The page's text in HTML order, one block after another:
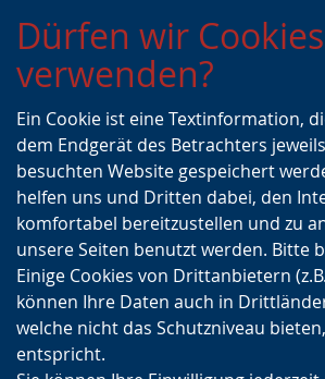
Zur
Zur
Zum
Inhalt
Dürfen wir Cookies
verwenden?
Ein Cookie ist eine Textinformation,
dem Endgerät des Betrachters
besuchten Website gespeichert
helfen uns und Dritten dabei, den
komfortabel bereitzustellen und zu
unsere Seiten benutzt werden. Bitte
Einige Cookies von Drittanbietern
können Ihre Daten auch in
welche nicht das Schutzniveau
entspricht.